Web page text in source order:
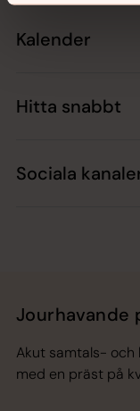
Kalender
Hitta snabbt
Sociala
Jourhavande
Akut samtals-
med en präst på